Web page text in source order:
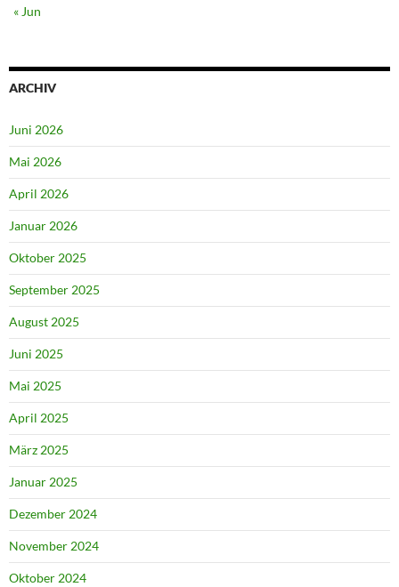
« Jun
ARCHIV
Juni 2026
Mai 2026
April 2026
Januar 2026
Oktober 2025
September 2025
August 2025
Juni 2025
Mai 2025
April 2025
März 2025
Januar 2025
Dezember 2024
November 2024
Oktober 2024